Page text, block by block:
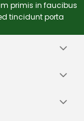
primis in faucibus
tincidunt porta